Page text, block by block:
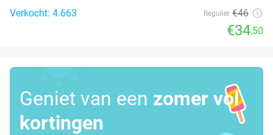
Verkocht: 4.663
Regulier €46
€34,50
Geniet van een zomer vol
kortingen